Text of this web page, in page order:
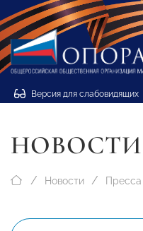
Версия для слабовидящих
НОВОСТИ
Новости